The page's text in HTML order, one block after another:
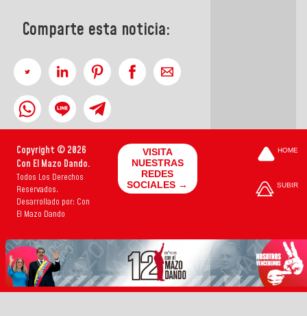
Comparte esta noticia:
Copyright © 2026
Con El Mazo Dando.
Todos Los Derechos
Reservados.
Desarrollado por: Con
El Mazo Dando
VISITA
NUESTRAS
REDES
SOCIALES →
HOME
SUBIR